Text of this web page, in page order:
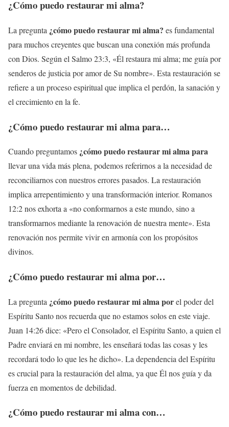
¿Cómo puedo restaurar mi alma?
La pregunta ¿cómo puedo restaurar mi alma? es fundamental
para muchos creyentes que buscan una conexión más profunda
con Dios. Según el Salmo 23:3, «Él restaura mi alma; me guía por
senderos de justicia por amor de Su nombre». Esta restauración se
refiere a un proceso espiritual que implica el perdón, la sanación y
el crecimiento en la fe.
¿Cómo puedo restaurar mi alma para…
Cuando preguntamos ¿cómo puedo restaurar mi alma para
llevar una vida más plena, podemos referirnos a la necesidad de
reconciliarnos con nuestros errores pasados. La restauración
implica arrepentimiento y una transformación interior. Romanos
12:2 nos exhorta a «no conformarnos a este mundo, sino a
transformarnos mediante la renovación de nuestra mente». Esta
renovación nos permite vivir en armonía con los propósitos
divinos.
¿Cómo puedo restaurar mi alma por…
La pregunta ¿cómo puedo restaurar mi alma porel poder del
Espíritu Santo nos recuerda que no estamos solos en este viaje.
Juan 14:26 dice: «Pero el Consolador, el Espíritu Santo, a quien el
Padre enviará en mi nombre, les enseñará todas las cosas y les
recordará todo lo que les he dicho». La dependencia del Espíritu
es crucial para la restauración del alma, ya que Él nos guía y da
fuerza en momentos de debilidad.
¿Cómo puedo restaurar mi alma con…